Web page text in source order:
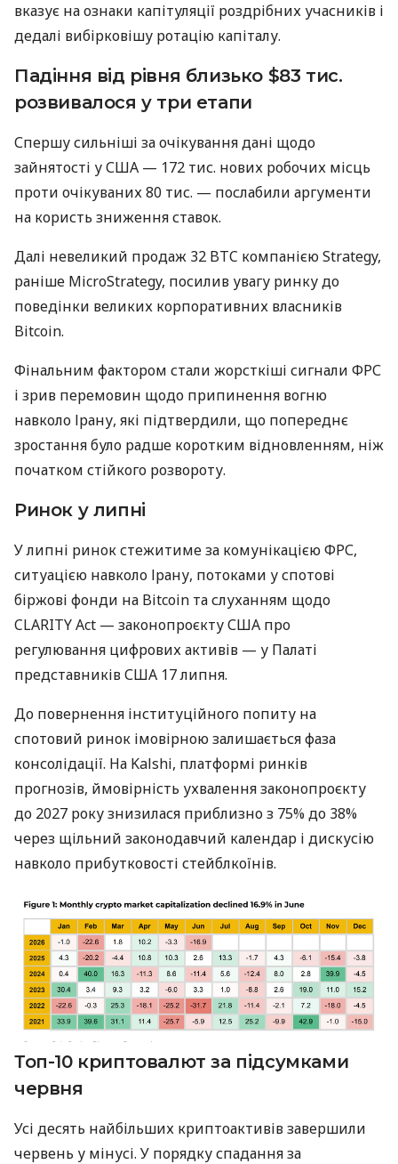
вказує на ознаки капітуляції роздрібних учасників і
дедалі вибірковішу ротацію капіталу.
Падіння від рівня близько $83 тис.
розвивалося у три етапи
Спершу сильніші за очікування дані щодо
зайнятості у США — 172 тис. нових робочих місць
проти очікуваних 80 тис. — послабили аргументи
на користь зниження ставок.
Далі невеликий продаж 32 BTC компанією Strategy,
раніше MicroStrategy, посилив увагу ринку до
поведінки великих корпоративних власників
Bitcoin.
Фінальним фактором стали жорсткіші сигнали ФРС
і зрив перемовин щодо припинення вогню
навколо Ірану, які підтвердили, що попереднє
зростання було радше коротким відновленням, ніж
початком стійкого розвороту.
Ринок у липні
У липні ринок стежитиме за комунікацією ФРС,
ситуацією навколо Ірану, потоками у спотові
біржові фонди на Bitcoin та слуханням щодо
CLARITY Act — законопроєкту США про
регулювання цифрових активів — у Палаті
представників США 17 липня.
До повернення інституційного попиту на
спотовий ринок імовірною залишається фаза
консолідації. На Kalshi, платформі ринків
прогнозів, ймовірність ухвалення законопроєкту
до 2027 року знизилася приблизно з 75% до 38%
через щільний законодавчий календар і дискусію
навколо прибутковості стейблкоїнів.
Топ-10 криптовалют за підсумками
червня
Усі десять найбільших криптоактивів завершили
червень у мінусі. У порядку спадання за